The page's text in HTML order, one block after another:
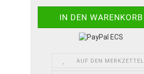
AUF DEN MERKZETTEL